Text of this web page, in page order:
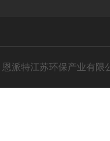
恩派特江苏环保产业有